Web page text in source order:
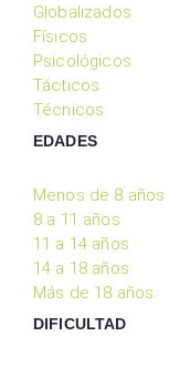
Globalizados
Físicos
Psicológicos
Tácticos
Técnicos
EDADES
Menos de 8 años
8 a 11 años
11 a 14 años
14 a 18 años
Más de 18 años
DIFICULTAD